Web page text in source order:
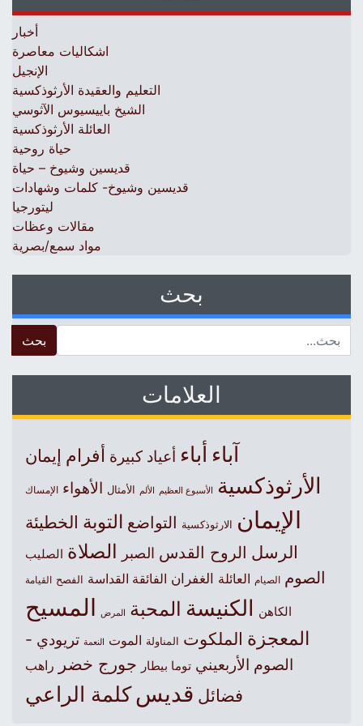
أخبار
اشكاليات معاصرة
الإنجيل
التعليم والعقيدة الأرثوذكسية
الشيخ باييسيوس الآثوسي
العائلة الأرثوذكسية
حياة روحية
قديسين وشيوخ – حياة
قديسين وشيوخ- كلمات وشهادات
ليتورجيا
مقالات وعظات
مواد سمع/بصرية
بحث
العلامات
آباءأباء أعياد كبيرة أفرام إيمان
الأرثوذكسية الأسبوع العظيم الألم الأمثال الأهواء الإمساك
الإيمان الارثوذكسية التواضع التوبة الخطيئة
الرسل الروح القدس الصبر الصلاة الصليب
الصوم الصيام العائلة الغفران الفائقة القداسة الفصح القيامة
الكاهن الكنيسةالمحبة المرض المسيح
المعجزة الملكوت المناولة الموت النعمة تريودي -
الصوم الأربعيني توما بيطار جورج خضر راهب
فضائل قديس كلمة الراعي